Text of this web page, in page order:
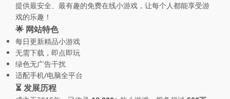
提供最安全、最有趣的免费在线小游戏，让每个人都能享受游
戏的乐趣！
🌟 网站特色
每日更新精品小游戏
无需下载，即点即玩
绿色无广告干扰
适配手机/电脑全平台
⏳ 发展历程